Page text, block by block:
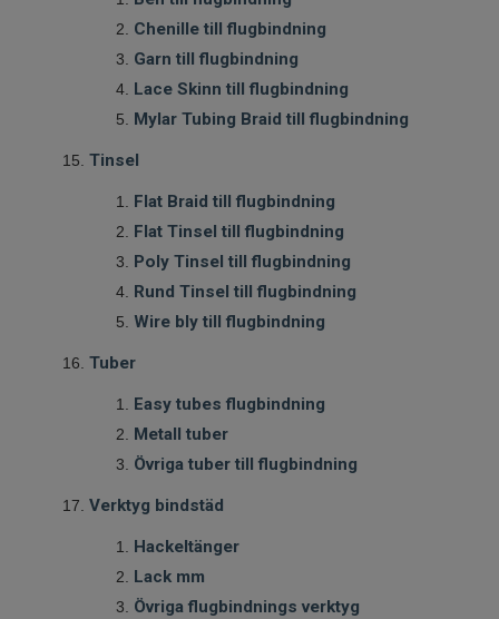
Chenille till flugbindning
Garn till flugbindning
Lace Skinn till flugbindning
Mylar Tubing Braid till flugbindning
Tinsel
Flat Braid till flugbindning
Flat Tinsel till flugbindning
Poly Tinsel till flugbindning
Rund Tinsel till flugbindning
Wire bly till flugbindning
Tuber
Easy tubes flugbindning
Metall tuber
Övriga tuber till flugbindning
Verktyg bindstäd
Hackeltänger
Lack mm
Övriga flugbindnings verktyg